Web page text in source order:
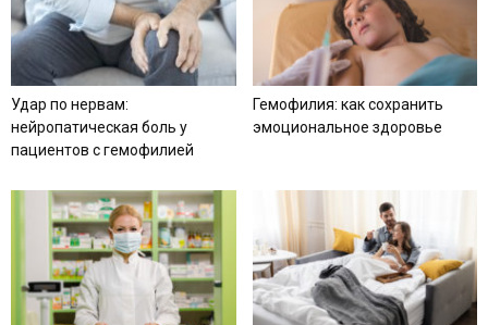
Удар по нервам:
нейропатическая боль у
пациентов с гемофилией
Гемофилия: как сохранить
эмоциональное здоровье